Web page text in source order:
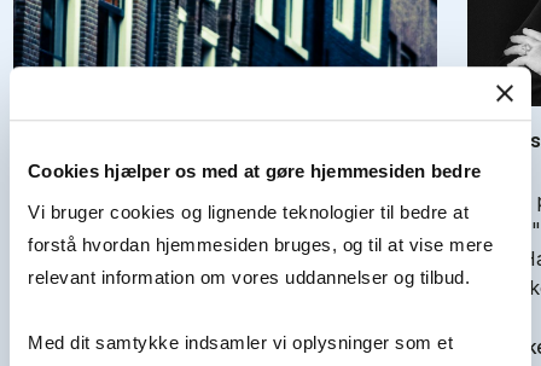
Cookies hjælper os med at gøre hjemmesiden bedre
Vi bruger cookies og lignende teknologier til bedre at
forstå hvordan hjemmesiden bruges, og til at vise mere
relevant information om vores uddannelser og tilbud.
Med dit samtykke indsamler vi oplysninger som et
tryg­hed og fø­lel­ses­mæs­sig le­del­se
Følelserne har indtaget arbejdslivet, og
topchefer er i dag forpligtede til at tage
højde for medarbejdernes sårbarhed. Men
forskning viser, at kravet om at…
Se artikel
skuf­fe
I
Tony
Se